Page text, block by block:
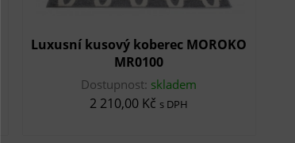
Luxusní kusový koberec MOROKO
MR0100
Dostupnost: skladem
2 210,00 Kč s DPH